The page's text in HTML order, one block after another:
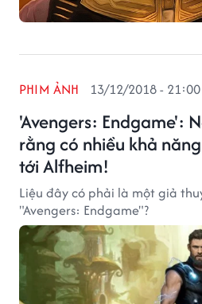
'Avengers: Endgame':
rằng có nhiều khả
tới Alfheim!
PHIM ẢNH 13/12/2018 - 21:00
Liệu đây có phải là một giả
"Avengers: Endgame"?